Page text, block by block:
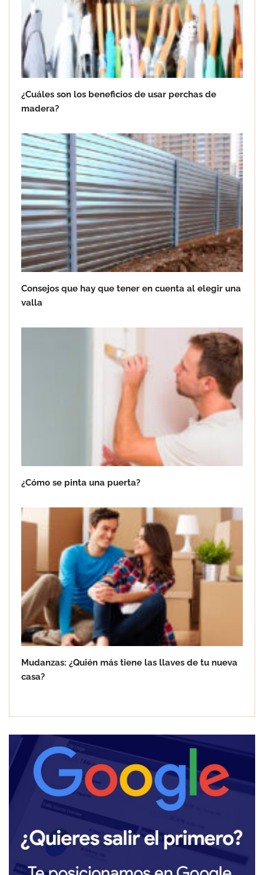
¿Cuáles son los beneficios de usar perchas de
madera?
Consejos que hay que tener en cuenta al elegir una
valla
¿Cómo se pinta una puerta?
Mudanzas: ¿Quién más tiene las llaves de tu nueva
casa?